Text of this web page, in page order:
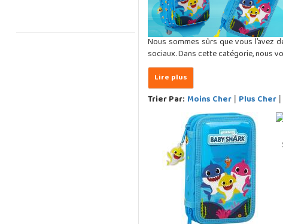
Nous sommes sûrs que vous l’avez
sociaux. Dans cette catégorie, nous
Trier Par: Moins Cher| Plus Cher|